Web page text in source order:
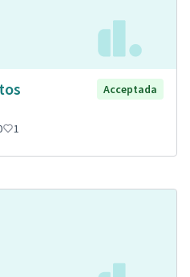
Acceptada
1